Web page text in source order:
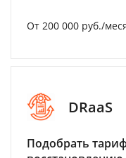
От 200 000 руб./
DRaaS
Подобрать